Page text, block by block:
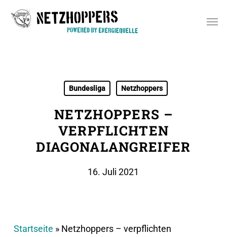
Bundesliga Netzhoppers
NETZHOPPERS –
VERPFLICHTEN
DIAGONALANGREIFER
16. Juli 2021
Startseite » Netzhoppers – verpflichten